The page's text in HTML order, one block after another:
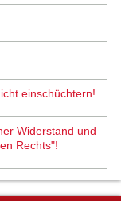
einschüchtern!
Widerstand und
Rechts"!